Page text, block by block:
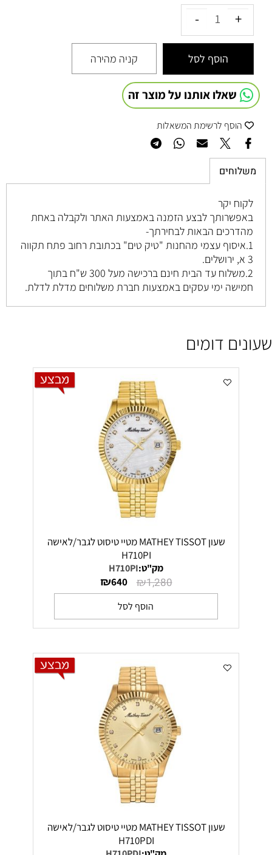
הוסף לסל קניה מהירה
שאלו אותנו על מוצר זה
הוסף לרשימת המשאלות
משלוחים
לקוח יקר
באפשרותך לבצע הזמנה באמצעות האתר ולקבלה באחת
מהדרכים הבאות לבחירתך-
1.איסוף עצמי מהחנות "טיק טים" בכתובת רחוב
פתח תקווה
3 א, ירושלים
.
2.משלוח עד הבית חינם ברכישה מעל 300 ש"ח בתוך
חמישה ימי עסקים באמצעות חברת משלוחים מדלת לדלת.
שעונים דומים
שעון MATHEY TISSOT מטיי טיסוט לגבר/לאישה
H710PI
מק"ט:H710PI
₪1,280
₪640
הוסף לסל
שעון MATHEY TISSOT מטיי טיסוט לגבר/לאישה
H710PDI